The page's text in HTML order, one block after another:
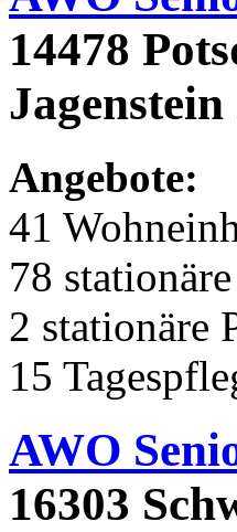
14478
Jagenstein
Angebote:
41
78
2 stationäre
15
AWO
16303